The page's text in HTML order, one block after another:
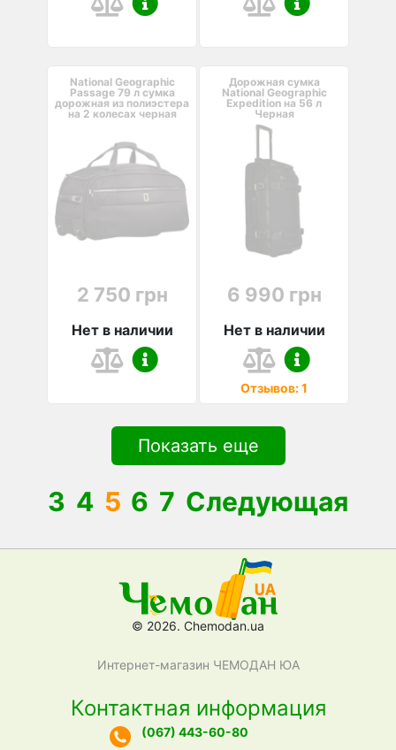
National Geographic
Passage 79 л сумка
дорожная из полиэстера
на 2 колесах черная
2 750 грн
Нет в наличии
Дорожная сумка
National Geographic
Expedition на 56 л
Черная
6 990 грн
Нет в наличии
Отзывов: 1
Показать еще
3 4 5 6 7 Следующая
© 2026. Chemodan.ua
Интернет-магазин ЧЕМОДАН ЮА
Контактная информация
(067) 443-60-80